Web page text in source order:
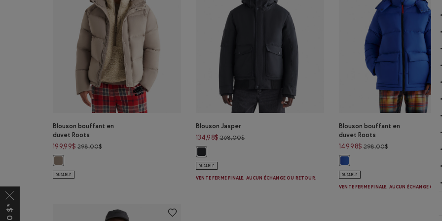
Blouson bouffant en
duvet Roots
199,99$ 298,00$Prix réduit de 298,00$ à 199,99$
DURABLE
Blouson Jasper
134,98$ 268,00$Prix réduit de 268,00$ à 134,98$
DURABLE
VENTE FERME FINALE. AUCUN ÉCHANGE OU RETOUR.
Blouson bouffant en
duvet Roots
149,98$ 298,00$Prix réduit de
Blouson bouffant en duvet Roots:
DURABLE
VENTE FERME FINALE. AUCUN ÉCHANGE OU